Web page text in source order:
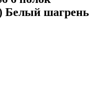
Белый шагрень